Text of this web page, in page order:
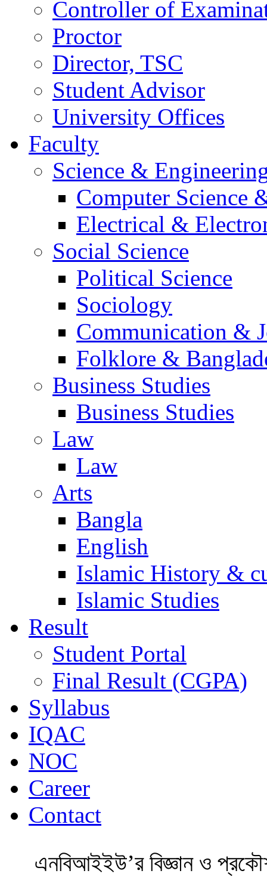
Controller of
Proctor
Director, TSC
Student Advisor
University Offices
Faculty
Science &
Computer Science
Electrical &
Social Science
Political Science
Sociology
Communication &
Folklore &
Business Studies
Business Studies
Law
Law
Arts
Bangla
English
Islamic History &
Islamic Studies
Result
Student Portal
Final Result (CGPA)
Syllabus
IQAC
NOC
Career
Contact
এনবিআইইউ’র বিজ্ঞান ও